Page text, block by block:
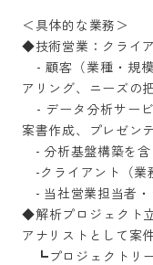
＜具体的な業務＞
◆技術営業：クライ
アリング、ニーズの
案書作成、プレゼン
-クライアント（業
◆解析プロジェクト
アナリストとして案
┗プロジェクトリ